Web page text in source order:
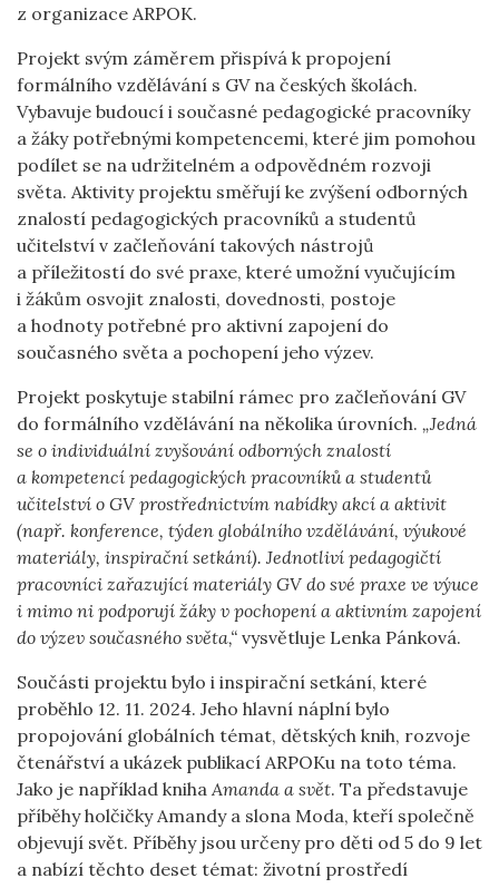
z organizace ARPOK.
Projekt svým záměrem přispívá k propojení
formálního vzdělávání s GV na českých školách.
Vybavuje budoucí i současné pedagogické pracovníky
a žáky potřebnými kompetencemi, které jim pomohou
podílet se na udržitelném a odpovědném rozvoji
světa. Aktivity projektu směřují ke zvýšení odborných
znalostí pedagogických pracovníků a studentů
učitelství v začleňování takových nástrojů
a příležitostí do své praxe, které umožní vyučujícím
i žákům osvojit znalosti, dovednosti, postoje
a hodnoty potřebné pro aktivní zapojení do
současného světa a pochopení jeho výzev.
Projekt poskytuje stabilní rámec pro začleňování GV
do formálního vzdělávání na několika úrovních. „Jedná
se o individuální zvyšování odborných znalostí
a kompetencí pedagogických pracovníků a studentů
učitelství o GV prostřednictvím nabídky akcí a aktivit
(např. konference, týden globálního vzdělávání, výukové
materiály, inspirační setkání). Jednotliví pedagogičtí
pracovníci zařazující materiály GV do své praxe ve výuce
i mimo ni podporují žáky v pochopení a aktivním zapojení
do výzev současného světa,“ vysvětluje Lenka Pánková.
Součásti projektu bylo i inspirační setkání, které
proběhlo 12. 11. 2024. Jeho hlavní náplní bylo
propojování globálních témat, dětských knih, rozvoje
čtenářství a ukázek publikací ARPOKu na toto téma.
Jako je například kniha Amanda a svět. Ta představuje
příběhy holčičky Amandy a slona Moda, kteří společně
objevují svět. Příběhy jsou určeny pro děti od 5 do 9 let
a nabízí těchto deset témat: životní prostředí